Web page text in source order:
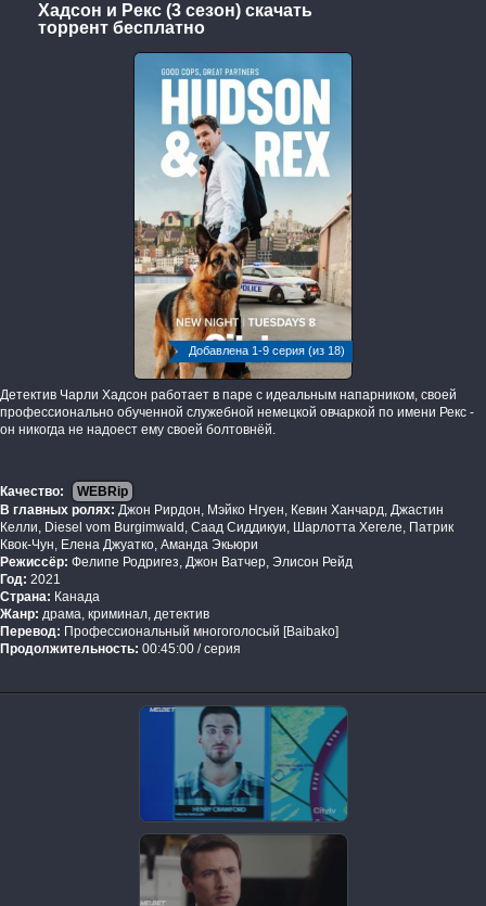
Хадсон и Рекс (3 сезон) скачать
торрент бесплатно
Добавлена 1-9 серия (из 18)
Детектив Чарли Хадсон работает в паре с идеальным напарником, своей
профессионально обученной служебной немецкой овчаркой по имени Рекс -
он никогда не надоест ему своей болтовнёй.
Качество:
WEBRip
В главных ролях: Джон Рирдон, Мэйко Нгуен, Кевин Ханчард, Джастин
Келли, Diesel vom Burgimwald, Саад Сиддикуи, Шарлотта Хегеле, Патрик
Квок-Чун, Елена Джуатко, Аманда Экьюри
Режиссёр: Фелипе Родригез, Джон Ватчер, Элисон Рейд
Год: 2021
Страна: Канада
Жанр: драма, криминал, детектив
Перевод: Профессиональный многоголосый [Baibako]
Продолжительность: 00:45:00 / серия